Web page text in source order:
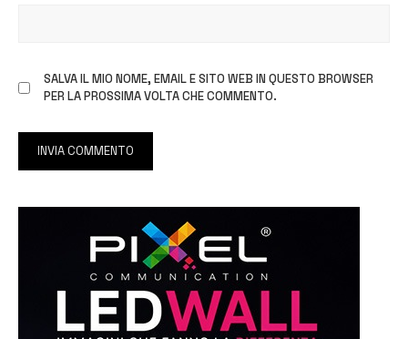
SALVA IL MIO NOME, EMAIL E SITO WEB IN QUESTO BROWSER
PER LA PROSSIMA VOLTA CHE COMMENTO.